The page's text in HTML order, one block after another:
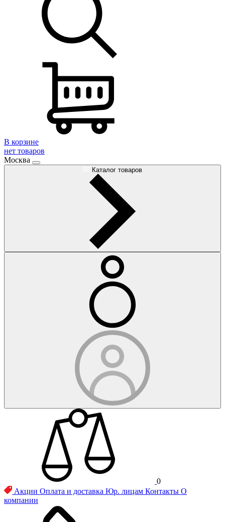
В корзине
нет товаров
Москва
Каталог товаров
0
Акции Оплата и доставка Юр. лицам Контакты О
компании